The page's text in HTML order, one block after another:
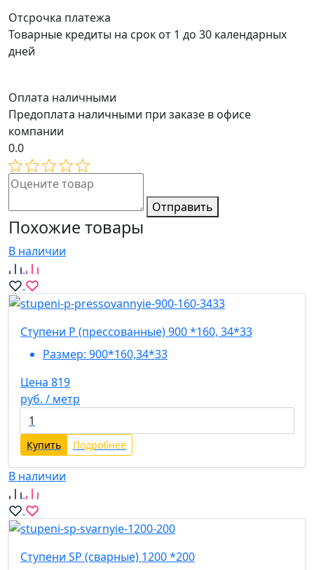
Отсрочка платежа
Товарные кредиты на срок от 1 до 30 календарных
дней
Оплата наличными
Предоплата наличными при заказе в офисе
компании
0.0
Отправить
Похожие товары
В наличии
Ступени P (прессованные) 900 *160, 34*33
Размер: 900*160,34*33
Цена 819
руб. / метр
Купить Подробнее
В наличии
Ступени SP (сварные) 1200 *200